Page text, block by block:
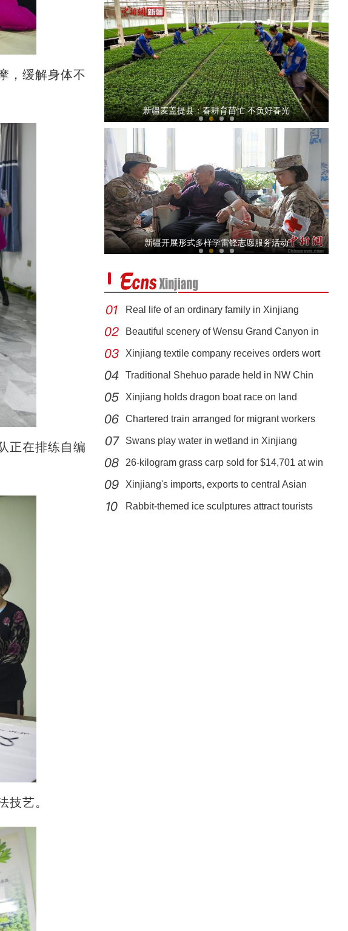
，缓解身体不
正在排练自编
技艺。
新疆麦盖提县：春耕育苗忙 不负好春光
新疆福海县：推进清洁能源产业发展 点亮绿色
新疆温宿县：果农争春早 大棚樱桃管理正当
新疆开展形式多样学雷锋志愿服务活动
Real life of an ordinary family in Xinjiang
Beautiful scenery of Wensu Grand Canyon in
Xinjiang textile company receives orders wort
Traditional Shehuo parade held in NW Chin
Xinjiang holds dragon boat race on land
Chartered train arranged for migrant workers
Swans play water in wetland in Xinjiang
26-kilogram grass carp sold for $14,701 at win
Xinjiang's imports, exports to central Asian
Rabbit-themed ice sculptures attract tourists